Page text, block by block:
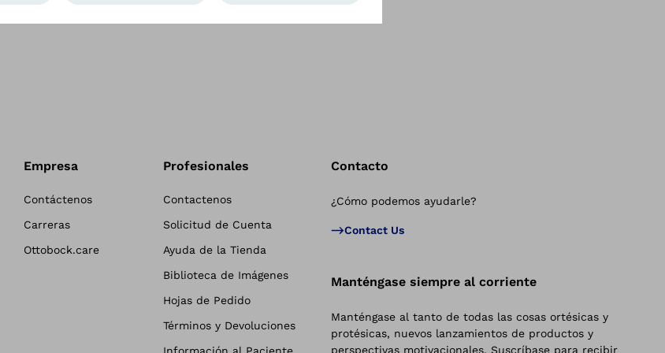
Empresa
Contáctenos
Carreras
Ottobock.care
Profesionales
Contactenos
Solicitud de Cuenta
Ayuda de la Tienda
Biblioteca de Imágenes
Hojas de Pedido
Términos y Devoluciones
Información al Paciente
Contacto
¿Cómo podemos ayudarle?
Contact Us
Manténgase siempre al corriente
Manténgase al tanto de todas las cosas ortésicas y
protésicas, nuevos lanzamientos de productos y
perspectivas motivacionales. Suscríbase para recibir